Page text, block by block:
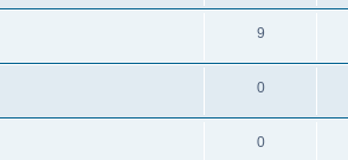
9
0
0